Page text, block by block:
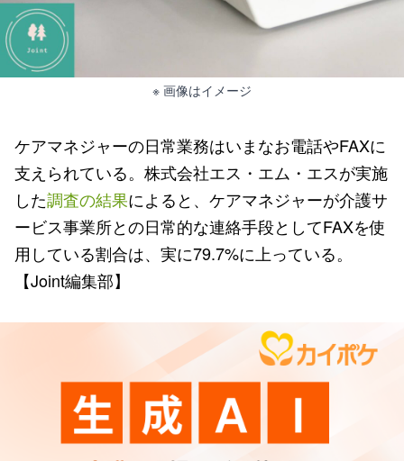
※ 画像はイメージ
ケアマネジャーの日常業務はいまなお電話やFAXに
支えられている。株式会社エス・エム・エスが実施
した調査の結果によると、ケアマネジャーが介護サ
ービス事業所との日常的な連絡手段としてFAXを使
用している割合は、実に79.7%に上っている。
【Joint編集部】